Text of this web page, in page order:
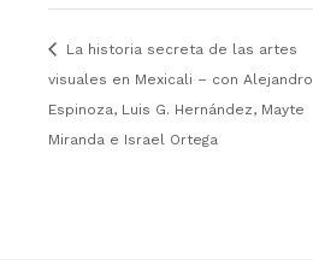
La historia secreta de las artes
visuales en Mexicali – con Alejandro
Espinoza, Luis G. Hernández, Mayte
Miranda e Israel Ortega